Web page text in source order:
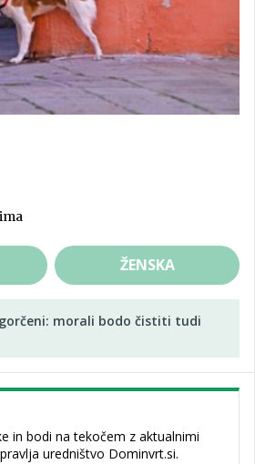
ŽENSKA
morali bodo čistiti tudi
in bodi na tekočem z aktualnimi
uredništvo Dominvrt.si.